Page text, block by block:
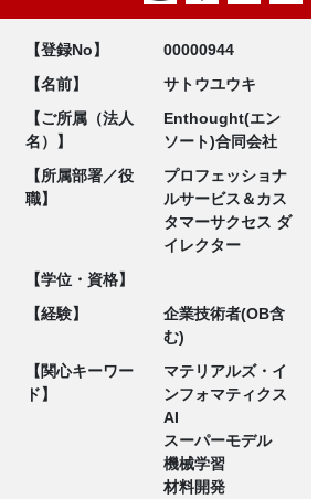
【登録No】
00000944
【名前】
サトウユウキ
【ご所属（法人
名）】
Enthought(エン
ソート)合同会社
【所属部署／役
職】
プロフェッショナ
ルサービス＆カス
タマーサクセス ダ
イレクター
【学位・資格】
【経験】
企業技術者(OB含
む)
【関心キーワー
ド】
マテリアルズ・イ
ンフォマティクス
AI
スーパーモデル
機械学習
材料開発